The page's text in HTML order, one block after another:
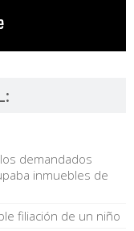
demandados
inmuebles de
filiación de un niño